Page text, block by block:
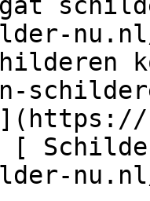
nu.nl/